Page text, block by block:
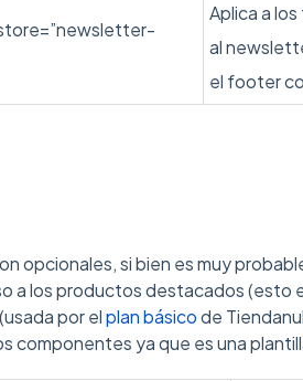
Aplica a
al
el footer
opcionales, si bien es muy
a los productos destacados (esto
por elplan básicode
ya que es una